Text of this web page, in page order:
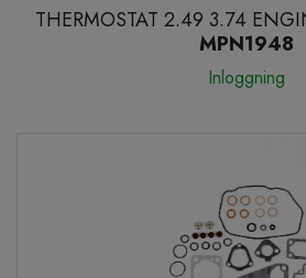
THERMOSTAT 2.49 3.74
MPN1948
Inloggning